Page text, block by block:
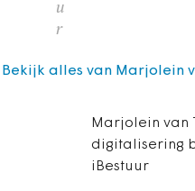
u
r
Marjolein van
digitalisering
iBestuur
Bekijk alles van Marjolein